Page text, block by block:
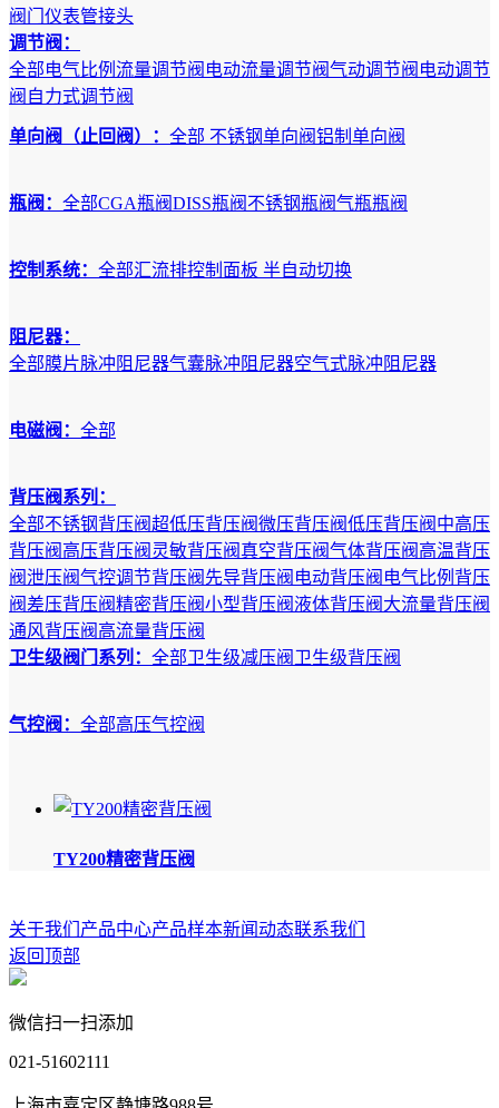
阀门 仪表管接头
调节阀：
全部电气比例流量调节阀 电动流量调节阀气动调节阀 电动调节
阀 自力式调节阀
单向阀（止回阀）： 全部 不锈钢单向阀铝制单向阀
瓶阀： 全部CGA瓶阀DISS瓶阀 不锈钢瓶阀气瓶瓶阀
控制系统： 全部汇流排控制面板 半自动切换
阻尼器：
全部膜片脉冲阻尼器气囊脉冲阻尼器空气式脉冲阻尼器
电磁阀： 全部
背压阀系列：
全部不锈钢背压阀超低压背压阀微压背压阀低压背压阀 中高压
背压阀 高压背压阀 灵敏背压阀 真空背压阀气体背压阀 高温背压
阀泄压阀气控调节背压阀 先导背压阀 电动背压阀 电气比例背压
阀 差压背压阀精密背压阀小型背压阀 液体背压阀 大流量背压阀
通风背压阀 高流量背压阀
卫生级阀门系列： 全部卫生级减压阀 卫生级背压阀
气控阀： 全部高压气控阀
TY200精密背压阀
关于我们 产品中心产品样本新闻动态联系我们
返回顶部
微信扫一扫添加
021-51602111